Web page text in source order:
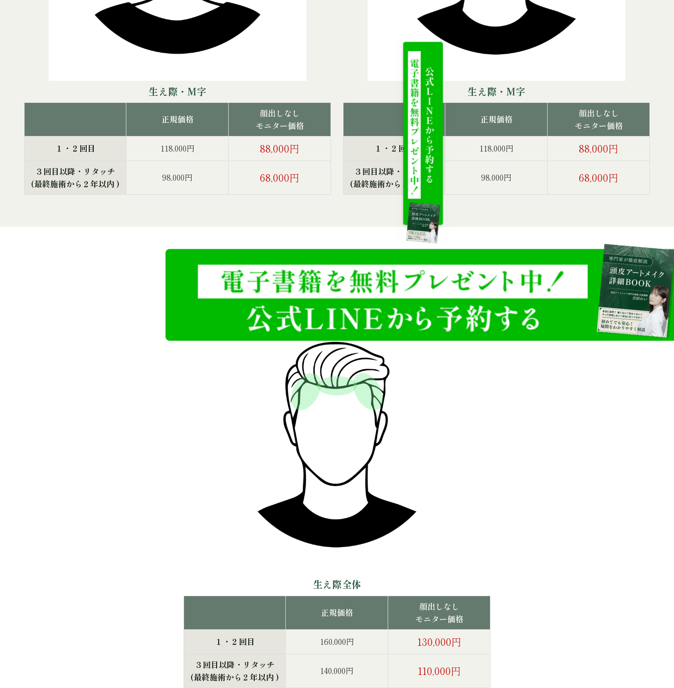
生え際・M字
正規価格
顔出しなし
モニター価格
１・２回目
118,000円 88,000円
３回目以降・リタッチ
(最終施術から２年以内 )
98,000円 68,000円
生え際・M字
正規価格
顔出しなし
モニター価格
１・２回目
118,000円 88,000円
３回目以降・リタッチ
(最終施術から２年以内 )
98,000円 68,000円
生え際全体の施術料金
男性 料金表
生え際全体
正規価格
顔出しなし
モニター価格
１・２回目
160,000円 130,000円
３回目以降・リタッチ
(最終施術から２年以内 )
140,000円 110,000円